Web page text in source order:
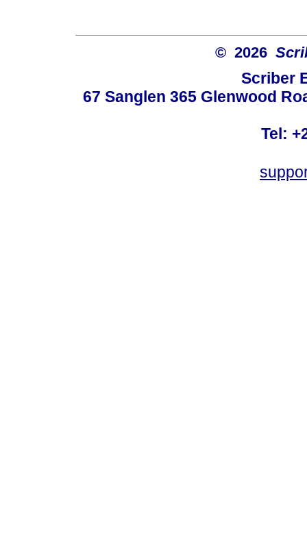
© 2026
Scriber
67 Sanglen 365 Glenwood
Tel: